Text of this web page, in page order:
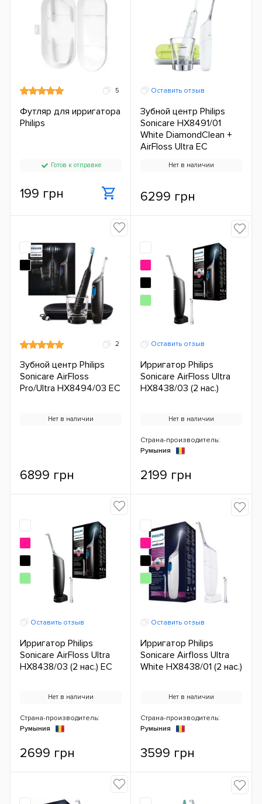
5
Футляр для ирригатора
Philips
Готов к отправке
199 грн
Оставить отзыв
Зубной центр Philips
Sonicare HX8491/01
White DiamondClean +
AirFloss Ultra ЕС
Нет в наличии
6299 грн
2
Зубной центр Philips
Sonicare AirFloss
Pro/Ultra HX8494/03 ЕС
Нет в наличии
6899 грн
Оставить отзыв
Ирригатор Philips
Sonicare AirFloss Ultra
HX8438/03 (2 нас.)
Нет в наличии
Страна-производитель:
Румыния
2199 грн
Оставить отзыв
Ирригатор Philips
Sonicare AirFloss Ultra
HX8438/03 (2 нас.) ЕС
Нет в наличии
Страна-производитель:
Румыния
2699 грн
Оставить отзыв
Ирригатор Philips
Sonicare Airfloss Ultra
White HX8438/01 (2 нас.)
Нет в наличии
Страна-производитель:
Румыния
3599 грн